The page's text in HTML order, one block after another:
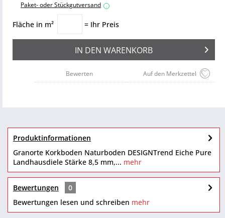
Paket- oder Stückgutversand i
Fläche in m² = Ihr Preis
IN DEN WARENKORB
Auf den Merkzettel
Bewerten
Produktinformationen
Granorte Korkboden Naturboden DESIGNTrend Eiche Pure
Landhausdiele Stärke 8,5 mm,... mehr
Bewertungen
0
Bewertungen lesen und schreiben mehr